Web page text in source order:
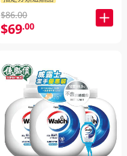
克 (隨機發送) 1PK
$86.00
$69.00